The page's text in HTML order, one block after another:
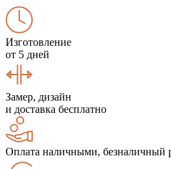
Изготовление
от 5 дней
Замер, дизайн
и доставка бесплатно
Оплата наличными, безналичный